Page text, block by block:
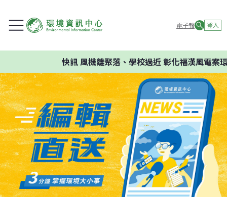
電子報 登入
快訊風機離聚落、學校過近 彰化福漢風電案環